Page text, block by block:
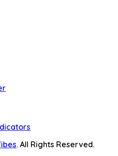
. All Rights Reserved.